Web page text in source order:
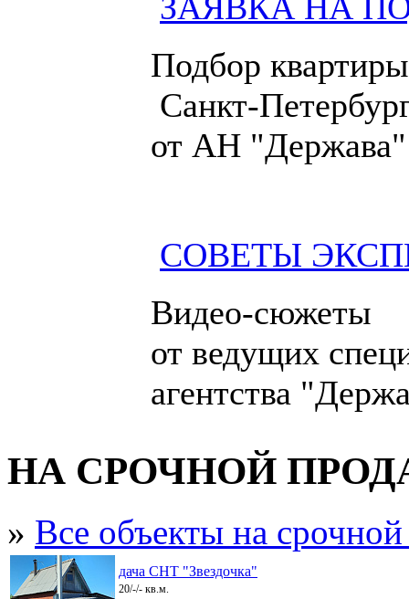
Подбор
Санкт-
от АН "Держава"
СОВЕТЫ
Видео-сюжеты
от ведущих
агентства
НА СРОЧНОЙ
» Все объекты на
дача СНТ "Звездочка"
20/-/- кв.м.